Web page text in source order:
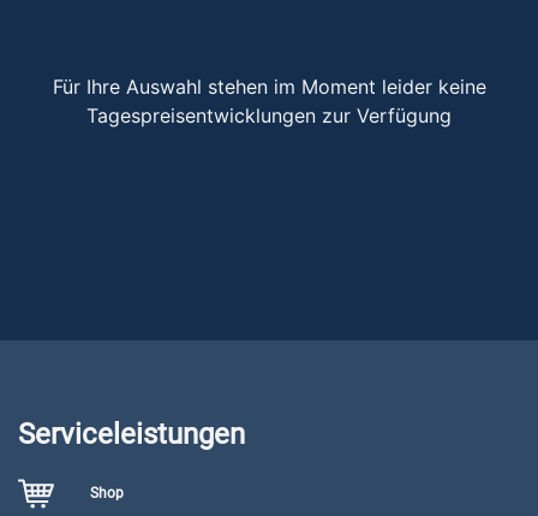
Für Ihre Auswahl stehen im Moment leider keine
Tagespreisentwicklungen zur Verfügung
Serviceleistungen
Shop